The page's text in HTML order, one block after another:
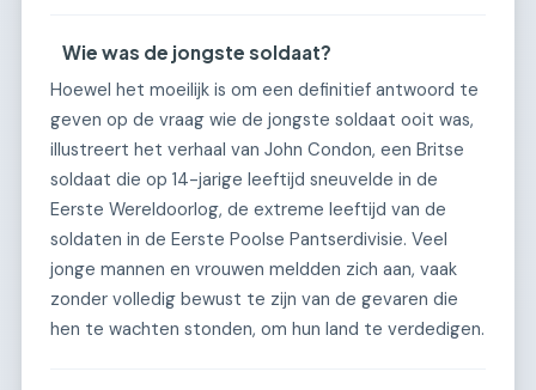
Wie was de jongste soldaat?
Hoewel het moeilijk is om een definitief antwoord te
geven op de vraag wie de jongste soldaat ooit was,
illustreert het verhaal van John Condon, een Britse
soldaat die op 14-jarige leeftijd sneuvelde in de
Eerste Wereldoorlog, de extreme leeftijd van de
soldaten in de Eerste Poolse Pantserdivisie. Veel
jonge mannen en vrouwen meldden zich aan, vaak
zonder volledig bewust te zijn van de gevaren die
hen te wachten stonden, om hun land te verdedigen.